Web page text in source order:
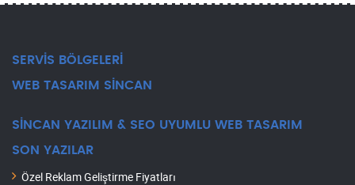
SERVİS BÖLGELERİ
WEB TASARIM SİNCAN
SİNCAN YAZILIM & SEO UYUMLU WEB TASARIM
SON YAZILAR
Özel Reklam Geliştirme Fiyatları